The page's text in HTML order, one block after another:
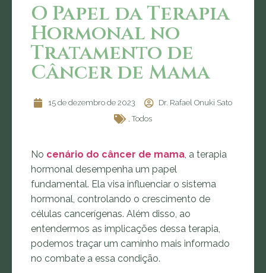
O Papel da Terapia
Hormonal no
Tratamento de
Câncer de Mama
15 de dezembro de 2023
Dr. Rafael Onuki Sato
, Todos
No cenário do câncer de mama , a terapia
hormonal desempenha um papel
fundamental. Ela visa influenciar o sistema
hormonal, controlando o crescimento de
células cancerígenas. Além disso, ao
entendermos as implicações dessa terapia,
podemos traçar um caminho mais informado
no combate a essa condição.